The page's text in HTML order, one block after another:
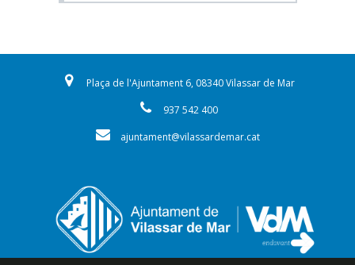
Plaça de l'Ajuntament 6, 08340 Vilassar de Mar
937 542 400
ajuntament@vilassardemar.cat